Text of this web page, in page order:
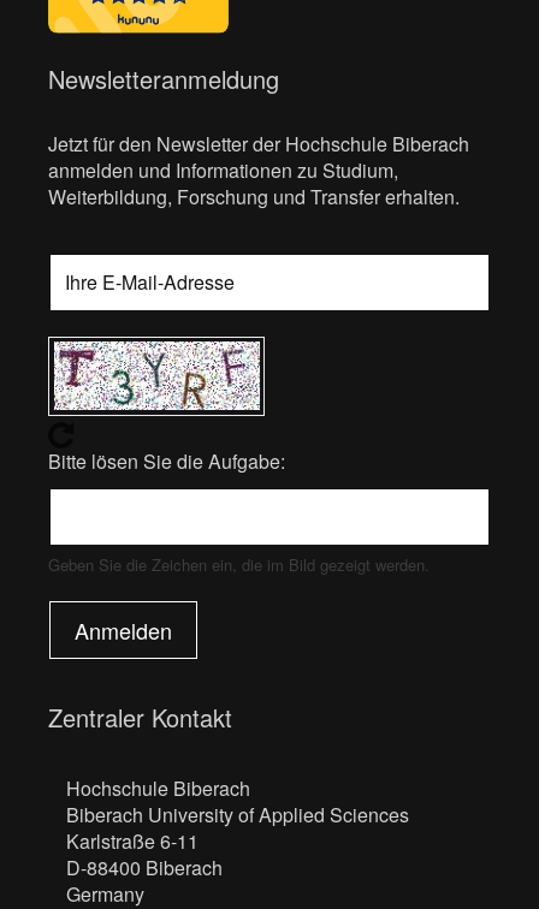
Newsletteranmeldung
Jetzt für den Newsletter der Hochschule Biberach
anmelden und Informationen zu Studium,
Weiterbildung, Forschung und Transfer erhalten.
Bitte lösen Sie die Aufgabe:
Geben Sie die Zeichen ein, die im Bild gezeigt werden.
Anmelden
Zentraler Kontakt
Hochschule Biberach
Biberach University of Applied Sciences
Karlstraße 6-11
D-88400 Biberach
Germany